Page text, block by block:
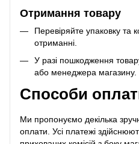
Отримання товару
Перевіряйте упаковку та
отриманні.
У разі пошкодження
або менеджера магазину.
Способи
Ми пропонуємо декілька
оплати. Усі платежі